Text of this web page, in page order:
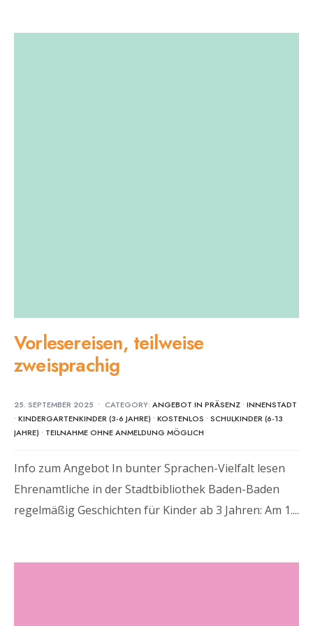
Vorlesereisen, teilweise
zweisprachig
25. SEPTEMBER 2025 • CATEGORY: ANGEBOT IN PRÄSENZ • INNENSTADT
• KINDERGARTENKINDER (3-6 JAHRE) • KOSTENLOS • SCHULKINDER (6-13
JAHRE) • TEILNAHME OHNE ANMELDUNG MÖGLICH
Info zum Angebot In bunter Sprachen-Vielfalt lesen
Ehrenamtliche in der Stadtbibliothek Baden-Baden
regelmäßig Geschichten für Kinder ab 3 Jahren: Am 1....